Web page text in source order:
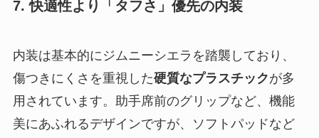
7. 快適性より「タフさ」優先の内装
内装は基本的にジムニーシエラを踏襲しており、
傷つきにくさを重視した硬質なプラスチックが多
用されています。助手席前のグリップなど、機能
美にあふれるデザインですが、ソフトパッドなど